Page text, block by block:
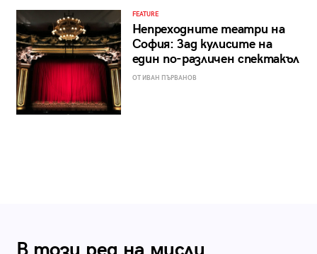
FEATURE
Непреходните театри на
София: Зад кулисите на
един по-различен спектакъл
ОТ ИВАН ПЪРВАНОВ